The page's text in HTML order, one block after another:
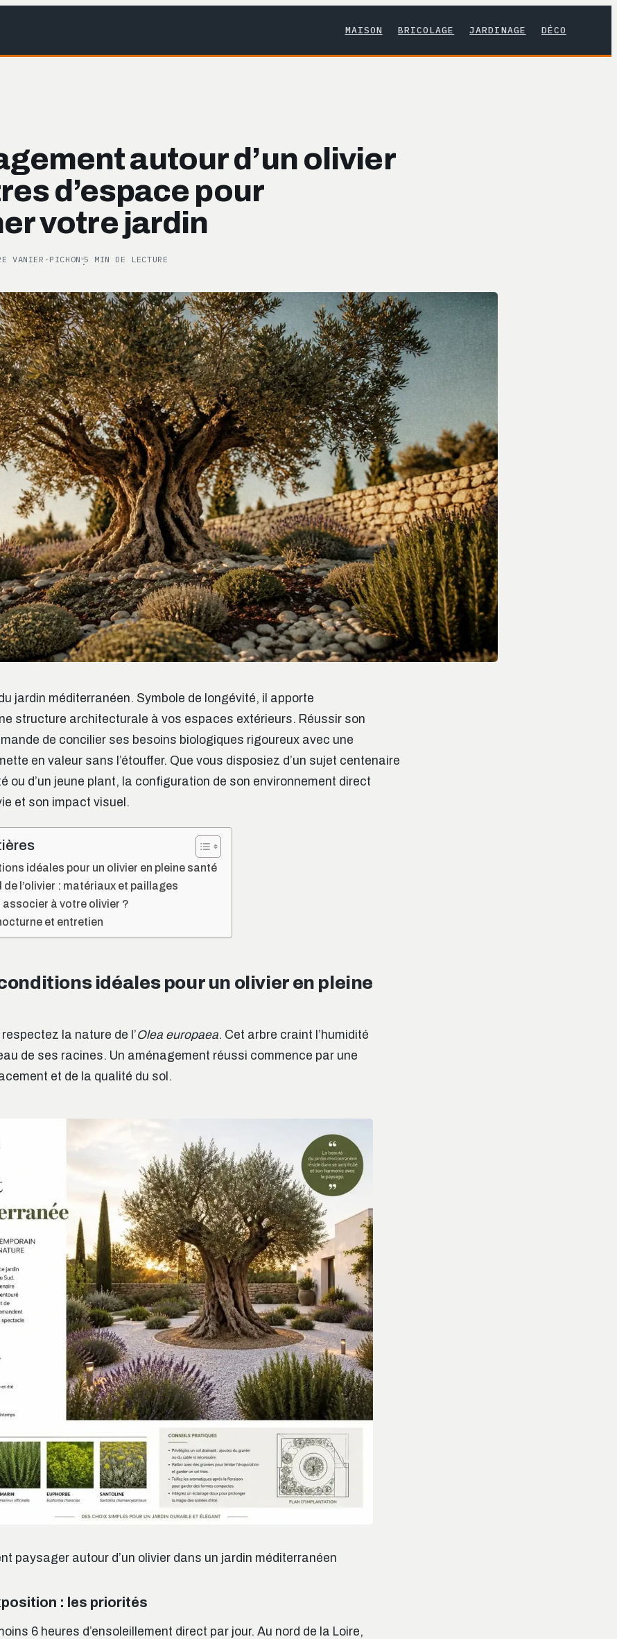
MAISON BRICOLAGE JARDINAGE DÉCO
autour d’un olivier
d’espace pour
votre jardin
VANIER-PICHON ·5 MIN DE LECTURE
du jardin méditerranéen. Symbole de longévité, il apporte
structure architecturale à vos espaces extérieurs. Réussir son
de concilier ses besoins biologiques rigoureux avec une
en valeur sans l’étouffer. Que vous disposiez d’un sujet centenaire
ou d’un jeune plant, la configuration de son environnement direct
et son impact visuel.
idéales pour un olivier en pleine santé
de l’olivier : matériaux et paillages
associer à votre olivier ?
et entretien
idéales pour un olivier en pleine
la nature de l’Olea europaea. Cet arbre craint l’humidité
de ses racines. Un aménagement réussi commence par une
et de la qualité du sol.
paysager autour d’un olivier dans un jardin méditerranéen
: les priorités
6 heures d’ensoleillement direct par jour. Au nord de la Loire,